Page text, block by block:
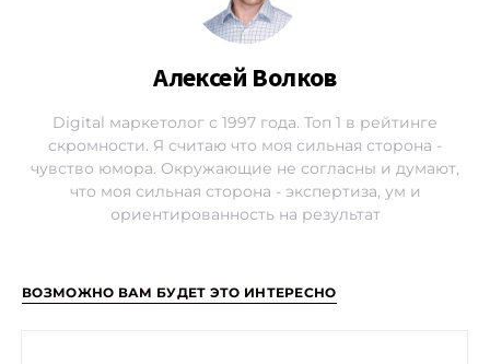
Алексей Волков
Digital маркетолог с 1997 года. Топ 1 в рейтинге
скромности. Я считаю что моя сильная сторона -
чувство юмора. Окружающие не согласны и думают,
что моя сильная сторона - экспертиза, ум и
ориентированность на результат
ВОЗМОЖНО ВАМ БУДЕТ ЭТО ИНТЕРЕСНО